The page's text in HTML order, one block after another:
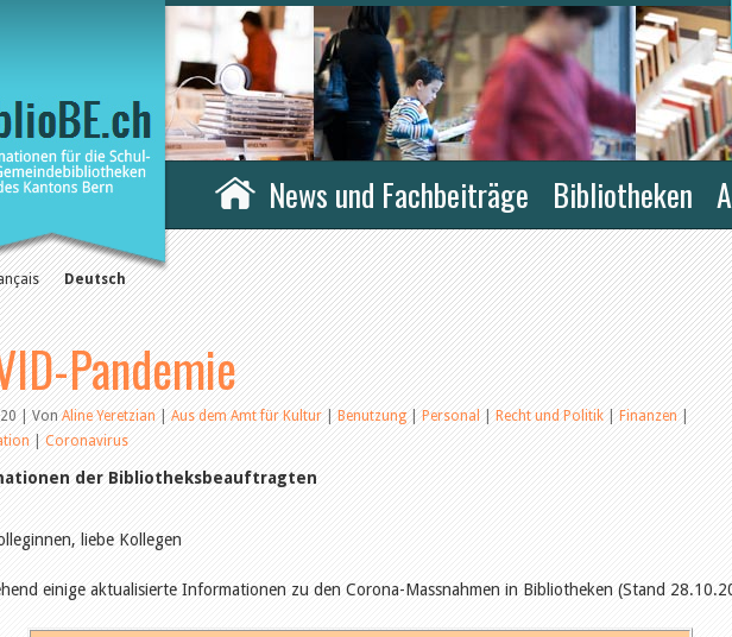
Deutsch
News und Fachbeiträge Bibliotheken
Pandemie
| VonAline Yeretzian|Aus dem Amt für Kultur|Benutzung|Personal|Recht und Politik|Finanzen|
|Coronavirus
der Bibliotheksbeauftragten
liebe Kollegen
einige aktualisierte Informationen zu den Corona-Massnahmen in Bibliotheken (Stand